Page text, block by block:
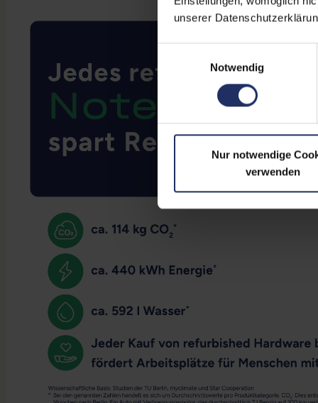
unserer
Notwendig
Nur notwendige
verwenden